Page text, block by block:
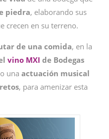
piedra, elaborando sus
crecen en su terreno.
de una comida, en la
vino MXI de Bodegas
una actuación musical
, para amenizar esta